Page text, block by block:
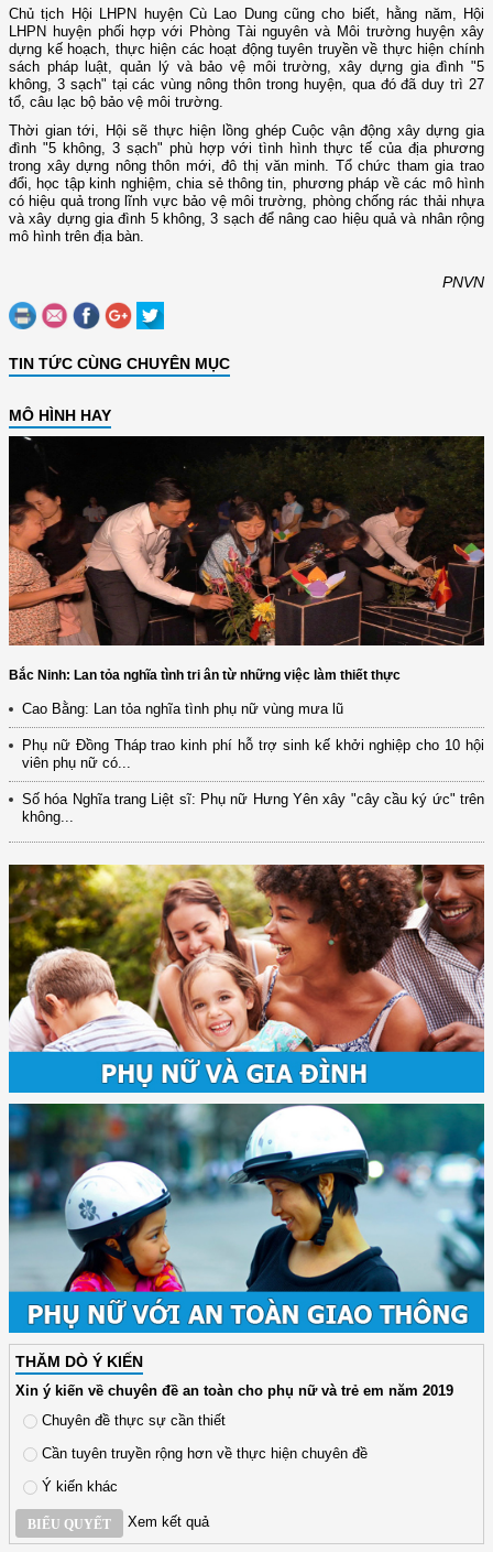
Chủ tịch Hội LHPN huyện Cù Lao Dung cũng cho biết, hằng năm, Hội
LHPN huyện phối hợp với Phòng Tài nguyên và Môi trường huyện xây
dựng kế hoạch, thực hiện các hoạt động tuyên truyền về thực hiện chính
sách pháp luật, quản lý và bảo vệ môi trường, xây dựng gia đình "5
không, 3 sạch" tại các vùng nông thôn trong huyện, qua đó đã duy trì 27
tổ, câu lạc bộ bảo vệ môi trường.
Thời gian tới, Hội sẽ thực hiện lồng ghép Cuộc vận động xây dựng gia
đình "5 không, 3 sạch" phù hợp với tình hình thực tế của địa phương
trong xây dựng nông thôn mới, đô thị văn minh. Tổ chức tham gia trao
đổi, học tập kinh nghiệm, chia sẻ thông tin, phương pháp về các mô hình
có hiệu quả trong lĩnh vực bảo vệ môi trường, phòng chống rác thải nhựa
và xây dựng gia đình 5 không, 3 sạch để nâng cao hiệu quả và nhân rộng
mô hình trên địa bàn.
PNVN
TIN TỨC CÙNG CHUYÊN MỤC
MÔ HÌNH HAY
Bắc Ninh: Lan tỏa nghĩa tình tri ân từ những việc làm thiết thực
Cao Bằng: Lan tỏa nghĩa tình phụ nữ vùng mưa lũ
Phụ nữ Đồng Tháp trao kinh phí hỗ trợ sinh kế khởi nghiệp cho 10 hội
viên phụ nữ có...
Số hóa Nghĩa trang Liệt sĩ: Phụ nữ Hưng Yên xây "cây cầu ký ức" trên
không...
THĂM DÒ Ý KIẾN
Xin ý kiến về chuyên đề an toàn cho phụ nữ và trẻ em năm 2019
Chuyên đề thực sự cần thiết
Cần tuyên truyền rộng hơn về thực hiện chuyên đề
Ý kiến khác
BIỂU QUYẾT Xem kết quả